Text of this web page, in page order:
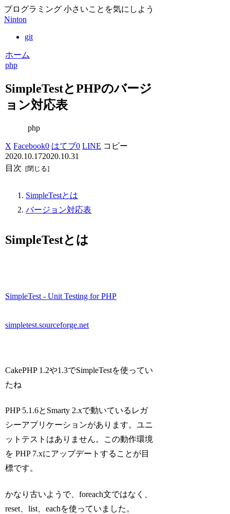
プログラミング 小さいことを気にしよう
Ninton
git
ホーム
php
SimpleTestとPHPのバージ
ョン対応表
php
X Facebook0 はてブ0 LINE コピー
2020.10.172020.10.31
目次
SimpleTestとは
バージョン対応表
SimpleTestとは
SimpleTest - Unit Testing for PHP
simpletest.sourceforge.net
CakePHP 1.2や1.3でSimpleTestを使ってい
たね
PHP 5.1.6とSmarty 2.xで動いているレガ
シーアプリケーションがあります。ユニ
ットテストはありません。この動作環境
を PHP 7.xにアップデートすることが目
標です。
かなり古いようで、foreach文ではなく、
reset、list、eachを使っていました。